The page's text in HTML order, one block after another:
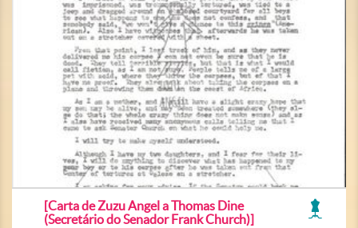
[Carta de Zuzu Angel a Thomas Dine
(Secretário do Senador Frank Church)]